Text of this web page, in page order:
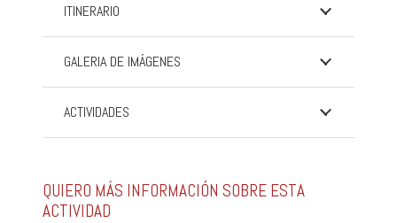
ITINERARIO
GALERIA DE IMÁGENES
ACTIVIDADES
QUIERO MÁS INFORMACIÓN SOBRE ESTA
ACTIVIDAD